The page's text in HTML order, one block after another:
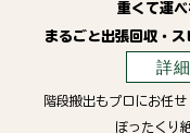
重くて運
まるごと出張回収・ス
詳細
階段搬出もプロにお任せ
ぼったくり